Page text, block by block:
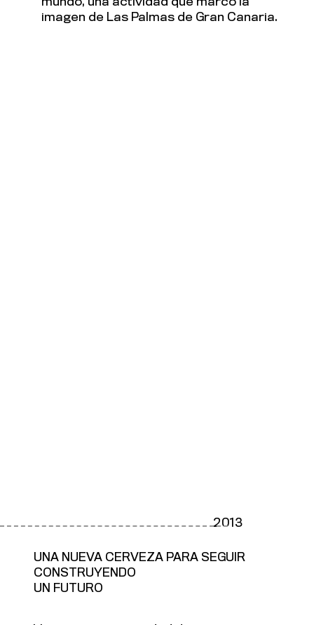
imagen de Las Palmas de Gran Canaria.
UNA NUEVA CERVEZA PARA SEGUIR
CONSTRUYENDO
UN FUTURO
2013